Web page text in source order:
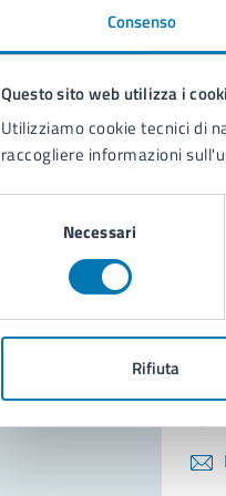
Consenso
Questo sito web utilizza i
Utilizziamo cookie tecnici di
raccogliere informazioni
Necessari
Rifiuta
Valuta